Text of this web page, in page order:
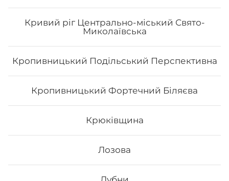
Кривий ріг Центрально-міський Свято-
Миколаївська
Кропивницький Подільський Перспективна
Кропивницький Фортечний Біляєва
Крюківщина
Лозова
Вага: 310 г Склад: норі, рис, сир філа, х/к